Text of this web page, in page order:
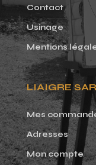
Contact
Usinage
Mentions
LIAIGRE
Mes
Adresses
Mon compte